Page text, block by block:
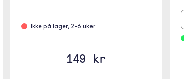
Ikke på lager, 2-6 uker
149 kr